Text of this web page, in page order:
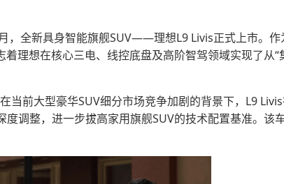
，全新具身智能旗舰SUV——理想L9 Livis正式上市。作
理想在核心三电、线控底盘及高阶智驾领域实现了从“
当前大型豪华SUV细分市场竞争加剧的背景下，L9
调整，进一步拔高家用旗舰SUV的技术配置基准。该